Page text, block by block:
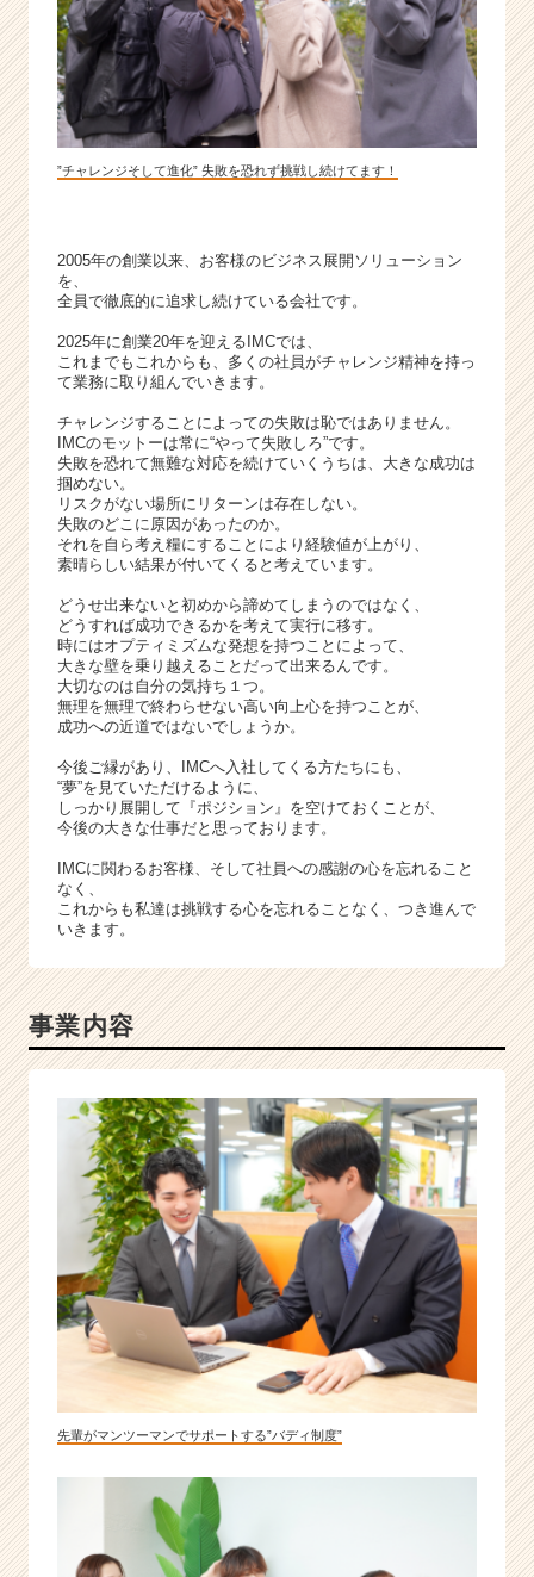
ウ
ト
が
届
く
就
活
チ
キ
ャ
リ
ア
（C
h
e
r
C
a
e
e
r）
”チャレンジそして進化” 失敗を恐れず挑戦し続けてます！
2005年の創業以来、お客様のビジネス展開ソリューション
を、
全員で徹底的に追求し続けている会社です。
2025年に創業20年を迎えるIMCでは、
これまでもこれからも、多くの社員がチャレンジ精神を持っ
て業務に取り組んでいきます。
チャレンジすることによっての失敗は恥ではありません。
IMCのモットーは常に“やって失敗しろ”です。
失敗を恐れて無難な対応を続けていくうちは、大きな成功は
掴めない。
リスクがない場所にリターンは存在しない。
失敗のどこに原因があったのか。
それを自ら考え糧にすることにより経験値が上がり、
素晴らしい結果が付いてくると考えています。
どうせ出来ないと初めから諦めてしまうのではなく、
どうすれば成功できるかを考えて実行に移す。
時にはオプティミズムな発想を持つことによって、
大きな壁を乗り越えることだって出来るんです。
大切なのは自分の気持ち１つ。
無理を無理で終わらせない高い向上心を持つことが、
成功への近道ではないでしょうか。
今後ご縁があり、IMCへ入社してくる方たちにも、
“夢”を見ていただけるように、
しっかり展開して『ポジション』を空けておくことが、
今後の大きな仕事だと思っております。
IMCに関わるお客様、そして社員への感謝の心を忘れること
なく、
これからも私達は挑戦する心を忘れることなく、つき進んで
いきます。
事業内容
先輩がマンツーマンでサポートする”バディ制度”